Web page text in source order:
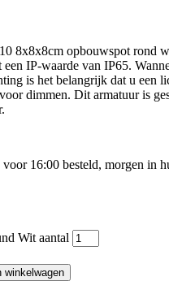
8x8x8cm opbouwspot rond
een IP-waarde van IP65.
is het belangrijk dat u een
dimmen. Dit armatuur is
16:00 besteld, morgen in
Wit aantal
winkelwagen